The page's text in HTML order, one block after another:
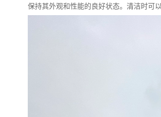
保持其外观和性能的良好状态。清洁时可